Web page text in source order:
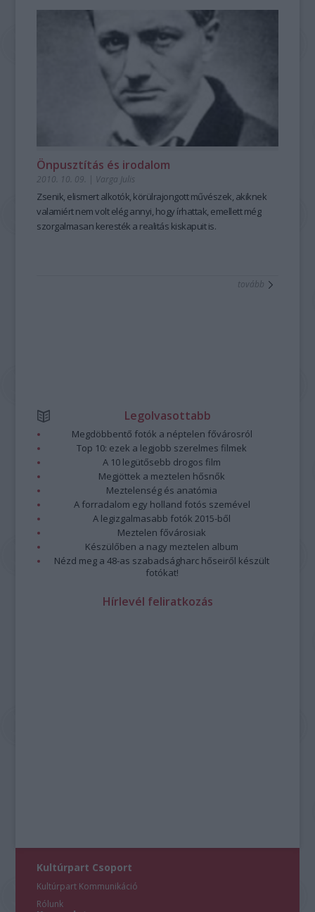
Önpusztítás és irodalom
2010. 10. 09. | Varga Julis
Zsenik, elismert alkotók, körülrajongott művészek, akiknek
valamiért nem volt elég annyi, hogy írhattak, emellett még
szorgalmasan keresték a realitás kiskapuit is.
tovább
Legolvasottabb
Megdöbbentő fotók a néptelen fővárosról
Top 10: ezek a legjobb szerelmes filmek
A 10 legütősebb drogos film
Megjöttek a meztelen hősnők
Meztelenség és anatómia
A forradalom egy holland fotós szemével
A legizgalmasabb fotók 2015-ből
Meztelen fővárosiak
Készülőben a nagy meztelen album
Nézd meg a 48-as szabadságharc hőseiről készült
fotókat!
Hírlevél feliratkozás
Kultúrpart Csoport
Kultúrpart Kommunikáció
Rólunk